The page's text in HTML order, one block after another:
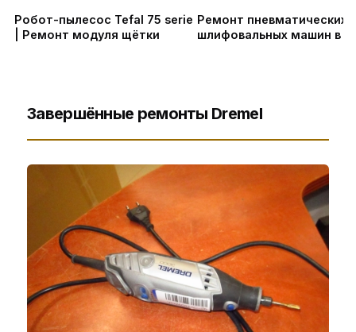
Робот-пылесос Tefal 75 serie
| Ремонт модуля щётки
Ремонт пневматических
шлифовальных машин в
Завершённые ремонты Dremel